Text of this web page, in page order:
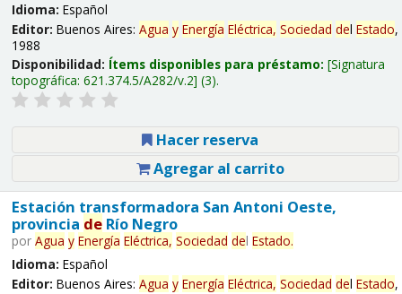
Idioma: Español
Editor: Buenos Aires: Agua y Energía Eléctrica, Sociedad del Estado,
1988
Disponibilidad: Ítems disponibles para préstamo: Signatura
topográfica: 621.374.5/A282/v.2 (3).
Hacer reserva
Agregar al carrito
Estación transformadora San Antoni Oeste,
provincia deRío Negro
por Agua y Energía Eléctrica, Sociedad del Estado.
Idioma: Español
Editor: Buenos Aires: Agua y Energía Eléctrica, Sociedad del Estado,